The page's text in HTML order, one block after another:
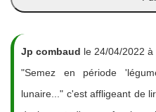
Jp combaud le 24/04/2022 à
"Semez en période
lunaire..." c'est affligeant de